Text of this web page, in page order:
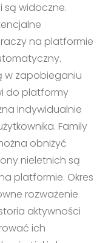
są widoczne.
na platformie
w zapobieganiu
do platformy
indywidualnie
Family
obniżyć
nieletnich są
platformie. Okres
rozważenie
aktywności
ich